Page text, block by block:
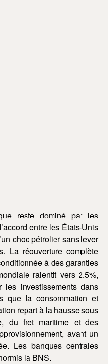
reste dominé par les
entre les États-Unis
choc pétrolier sans lever
La réouverture complète
à des garanties
ralentit vers 2.5%,
les investissements dans
que la consommation et
repart à la hausse sous
du fret maritime et des
avant un
Les banques centrales
la BNS.